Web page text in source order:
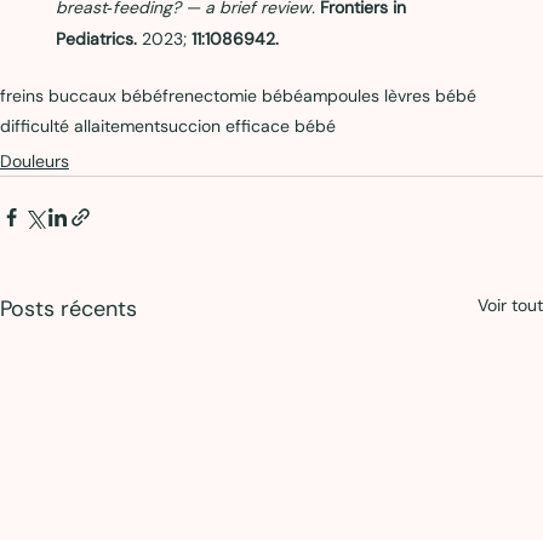
breast‑feeding? — a brief review. Frontiers in
Pediatrics. 2023; 11:1086942.
freins buccaux bébéfrenectomie bébéampoules lèvres bébé
difficulté allaitementsuccion efficace bébé
Douleurs
Posts récents Voir tout